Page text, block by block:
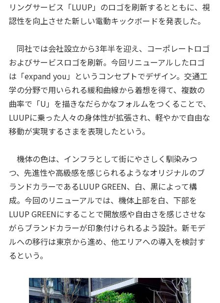
リングサービス「LUUP」のロゴを刷新するとともに、視
認性を向上させた新しい電動キックボードを発表した。
同社では会社設立から3年半を迎え、コーポレートロゴ
およびサービスロゴを刷新。今回リニューアルしたロゴ
は「expand you」というコンセプトでデザイン。交通工
学の分野で用いられる緩和曲線から着想を得て、複数の
曲率で「U」を描きなだらかなフォルムをつくることで、
LUUPに乗った人々の身体性が拡張され、軽やかで自由な
移動が実現するさまを表現したという。
機体の色は、インフラとして街にやさしく馴染みつ
つ、先進性や高級感を感じられるようなオリジナルのブ
ランドカラーであるLUUP GREEN、白、黒によって構
成。今回のリニューアルでは、機体上部を白、下部を
LUUP GREENにすることで開放感や自由さを感じさせな
がらブランドカラーが印象付けられるよう設計。新モデ
ルへの移行は東京から進め、他エリアへの導入を検討す
るという。